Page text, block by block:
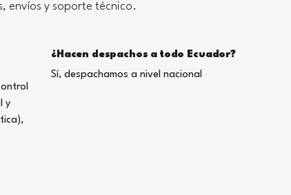
envíos y soporte técnico.
y
¿Hacen despachos a todo Ecuador?
Sí, despachamos a nivel nacional